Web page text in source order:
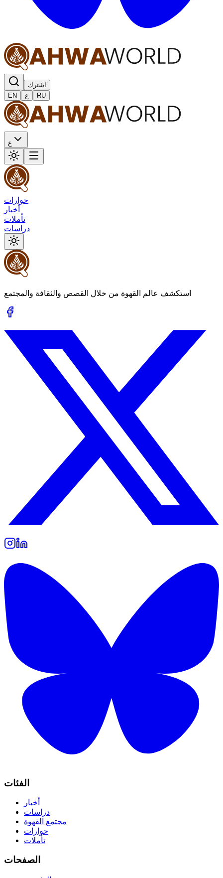
اشترك
EN
ع RU
ع
حوارات
أخبار
تأملات
دراسات
استكشف عالم القهوة من خلال القصص والثقافة والمجتمع
الفئات
أخبار
دراسات
مجتمع القهوة
حوارات
تأملات
الصفحات